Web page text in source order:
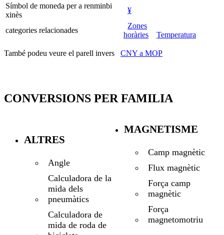
Símbol de moneda per a renminbi
xinès
¥
categories relacionades
Zones
horàries
Temperatura
També podeu veure el parell invers CNY a MOP
CONVERSIONS PER FAMILIA
ALTRES
Angle
Calculadora de la
mida dels
pneumàtics
Calculadora de
mida de roda de
MAGNETISME
Camp magnètic
Flux magnètic
Força camp
magnètic
Força
magnetomotriu